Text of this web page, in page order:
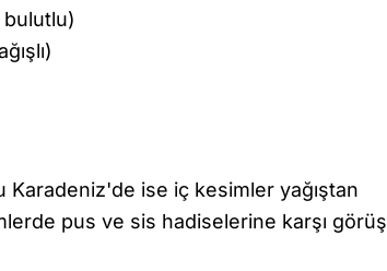
bulutlu)
Karadeniz'de ise iç kesimler yağıştan
pus ve sis hadiselerine karşı görüş